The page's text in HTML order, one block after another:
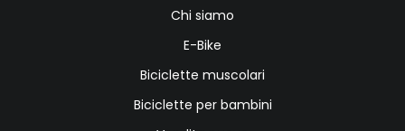
Chi siamo
E-Bike
Biciclette muscolari
Biciclette per bambini